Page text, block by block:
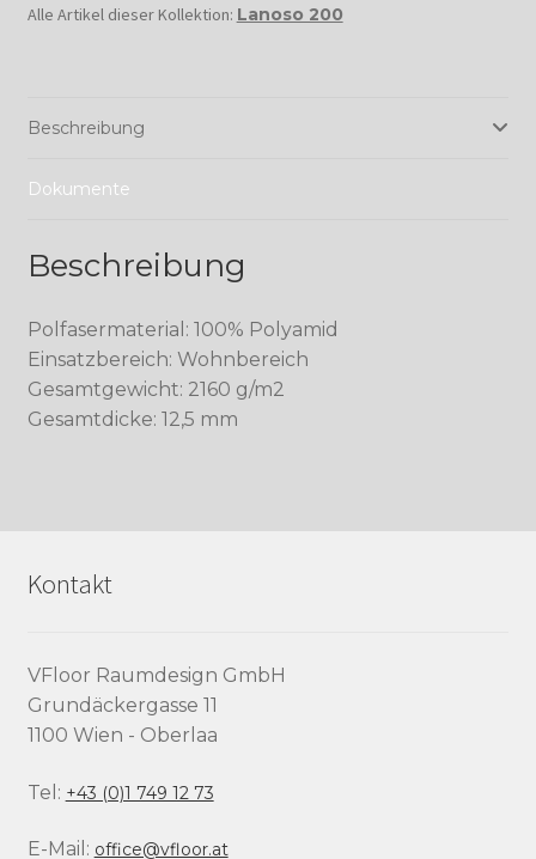
Alle Artikel dieser Kollektion: Lanoso 200
Beschreibung
Dokumente
Beschreibung
Polfasermaterial: 100% Polyamid
Einsatzbereich: Wohnbereich
Gesamtgewicht: 2160 g/m2
Gesamtdicke: 12,5 mm
Kontakt
VFloor Raumdesign GmbH
Grundäckergasse 11
1100 Wien - Oberlaa
Tel: +43 (0)1 749 12 73
E-Mail: office@vfloor.at